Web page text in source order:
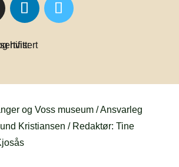
og Voss museum / Ansvarleg
Kristiansen / Redaktør: Tine